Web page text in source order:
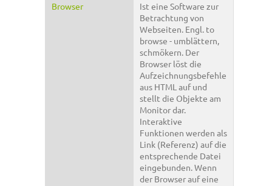
Browser
Ist eine Software zur
Betrachtung von
Webseiten. Engl. to
browse - umblättern,
schmökern. Der
Browser löst die
Aufzeichnungsbefehle
aus HTML auf und
stellt die Objekte am
Monitor dar.
Interaktive
Funktionen werden als
Link (Referenz) auf die
entsprechende Datei
eingebunden. Wenn
der Browser auf eine